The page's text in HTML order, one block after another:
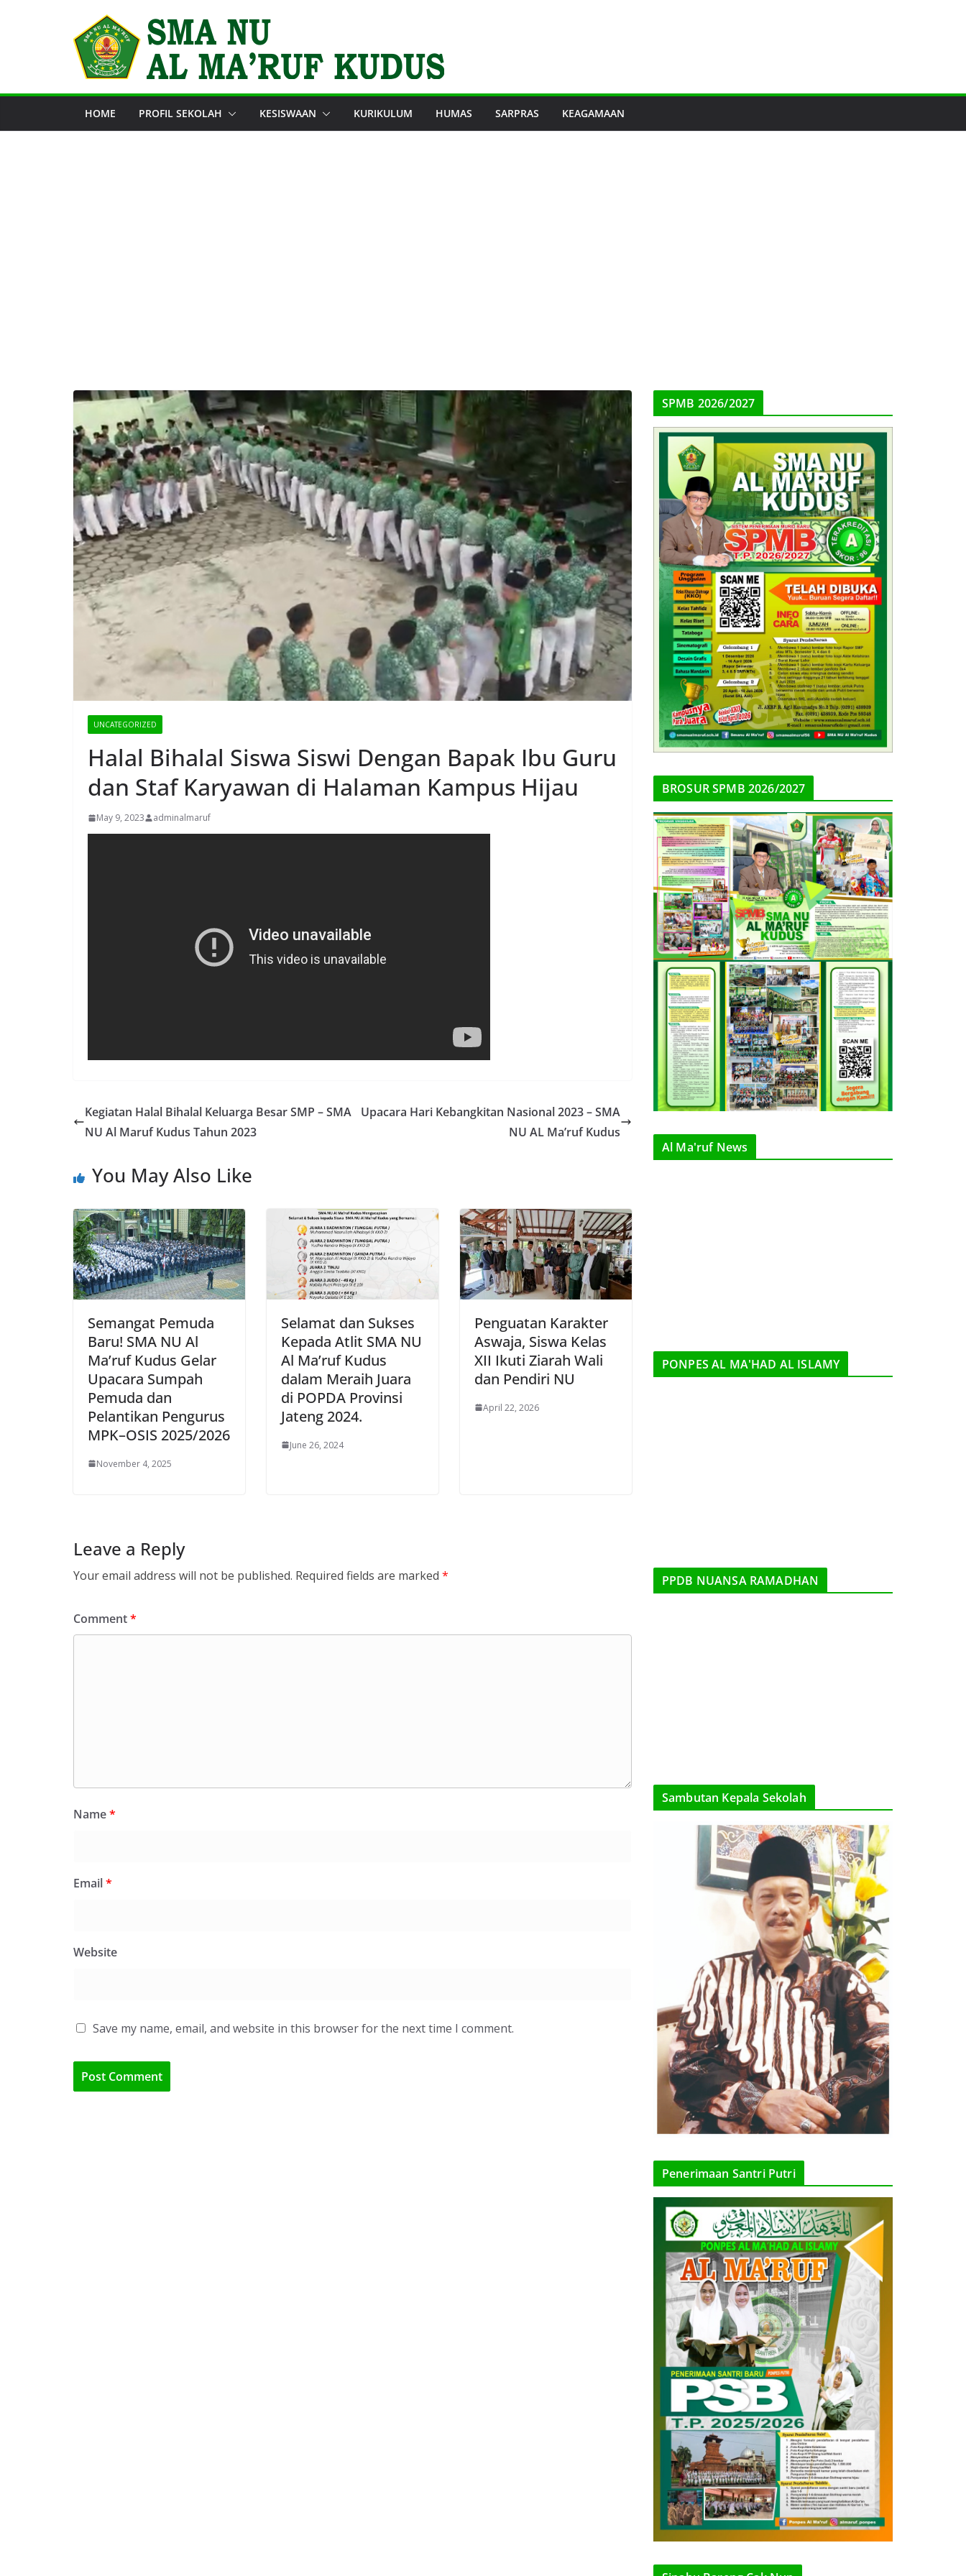
HOME PROFIL SEKOLAH KESISWAAN KURIKULUM HUMAS SARPRAS KEAGAMAAN
UNCATEGORIZED
Halal Bihalal Siswa Siswi Dengan Bapak Ibu Guru
dan Staf Karyawan di Halaman Kampus Hijau
May 9, 2023 adminalmaruf
Kegiatan Halal Bihalal Keluarga Besar SMP – SMA
NU Al Maruf Kudus Tahun 2023
Upacara Hari Kebangkitan Nasional 2023 – SMA
NU AL Ma’ruf Kudus
You May Also Like
Semangat Pemuda
Baru! SMA NU Al
Ma’ruf Kudus Gelar
Upacara Sumpah
Pemuda dan
Pelantikan Pengurus
MPK–OSIS 2025/2026
November 4, 2025
Selamat dan Sukses
Kepada Atlit SMA NU
Al Ma’ruf Kudus
dalam Meraih Juara
di POPDA Provinsi
Jateng 2024.
June 26, 2024
Penguatan Karakter
Aswaja, Siswa Kelas
XII Ikuti Ziarah Wali
dan Pendiri NU
April 22, 2026
Leave a Reply
Your email address will not be published. Required fields are marked *
Comment*
Name*
Email*
Website
Save my name, email, and website in this browser for the next time I comment.
SPMB 2026/2027
BROSUR SPMB 2026/2027
Al Ma'ruf News
PONPES AL MA'HAD AL ISLAMY
PPDB NUANSA RAMADHAN
Sambutan Kepala Sekolah
Penerimaan Santri Putri